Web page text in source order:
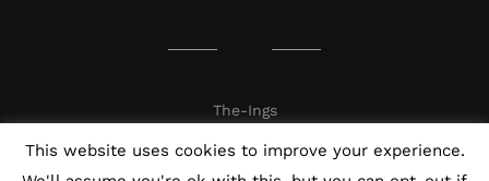
The-Ings
This website uses cookies to improve your experience.